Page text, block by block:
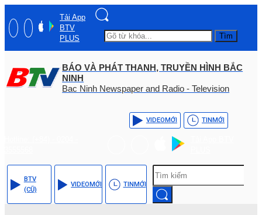
Tải App
BTV
PLUS
Tìm
BÁO VÀ PHÁT THANH, TRUYỀN HÌNH BẮC
NINH
Bac Ninh Newspaper and Radio - Television
VIDEOMỚI TINMỚI
BTV
(CŨ)
VIDEOMỚI TINMỚI